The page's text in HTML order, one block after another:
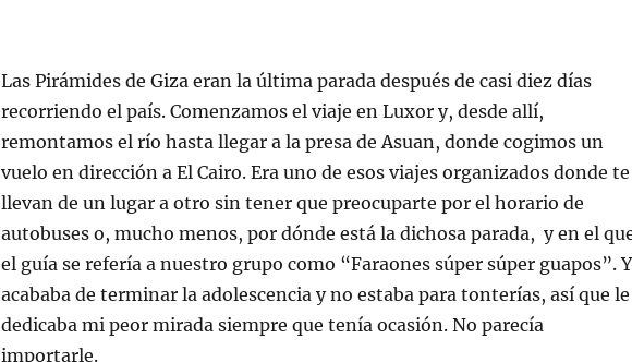
Las Pirámides de Giza eran la última parada después de casi diez días
recorriendo el país. Comenzamos el viaje en Luxor y, desde allí,
remontamos el río hasta llegar a la presa de Asuan, donde cogimos un
vuelo en dirección a El Cairo. Era uno de esos viajes organizados donde te
llevan de un lugar a otro sin tener que preocuparte por el horario de
autobuses o, mucho menos, por dónde está la dichosa parada, y en el
el guía se refería a nuestro grupo como “Faraones súper súper guapos”.
acababa de terminar la adolescencia y no estaba para tonterías, así que le
dedicaba mi peor mirada siempre que tenía ocasión. No parecía
importarle.